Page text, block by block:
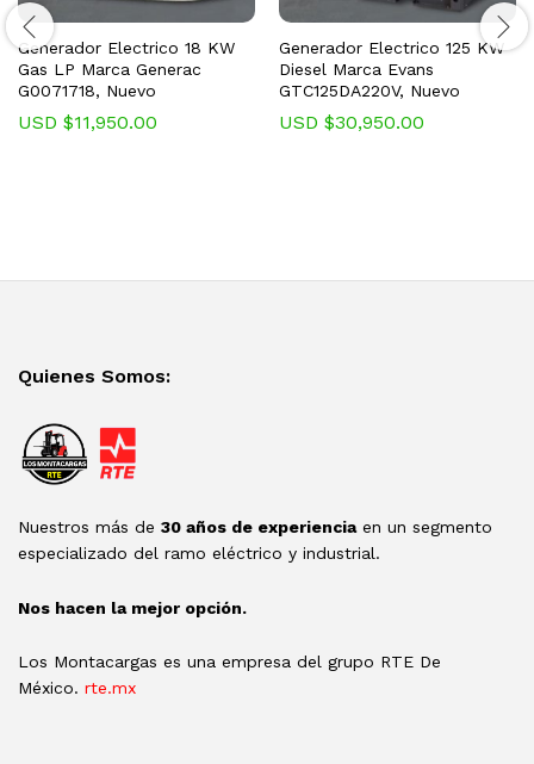
Generador Electrico 18 KW
Gas LP Marca Generac
G0071718, Nuevo
USD $11,950.00
Generador Electrico 125 KW
Diesel Marca Evans
GTC125DA220V, Nuevo
USD $30,950.00
Quienes Somos:
Nuestros más de 30 años de experienciaen un segmento
especializado del ramo eléctrico y industrial.
Nos hacen la mejor opción.
Los Montacargas es una empresa del grupo RTE De
México. rte.mx